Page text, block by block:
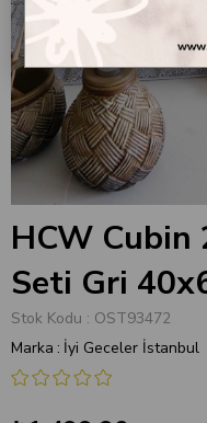
HCW Cubin
Seti Gri
Stok Kodu
OST93472
Marka : İyi Geceler İstanbul